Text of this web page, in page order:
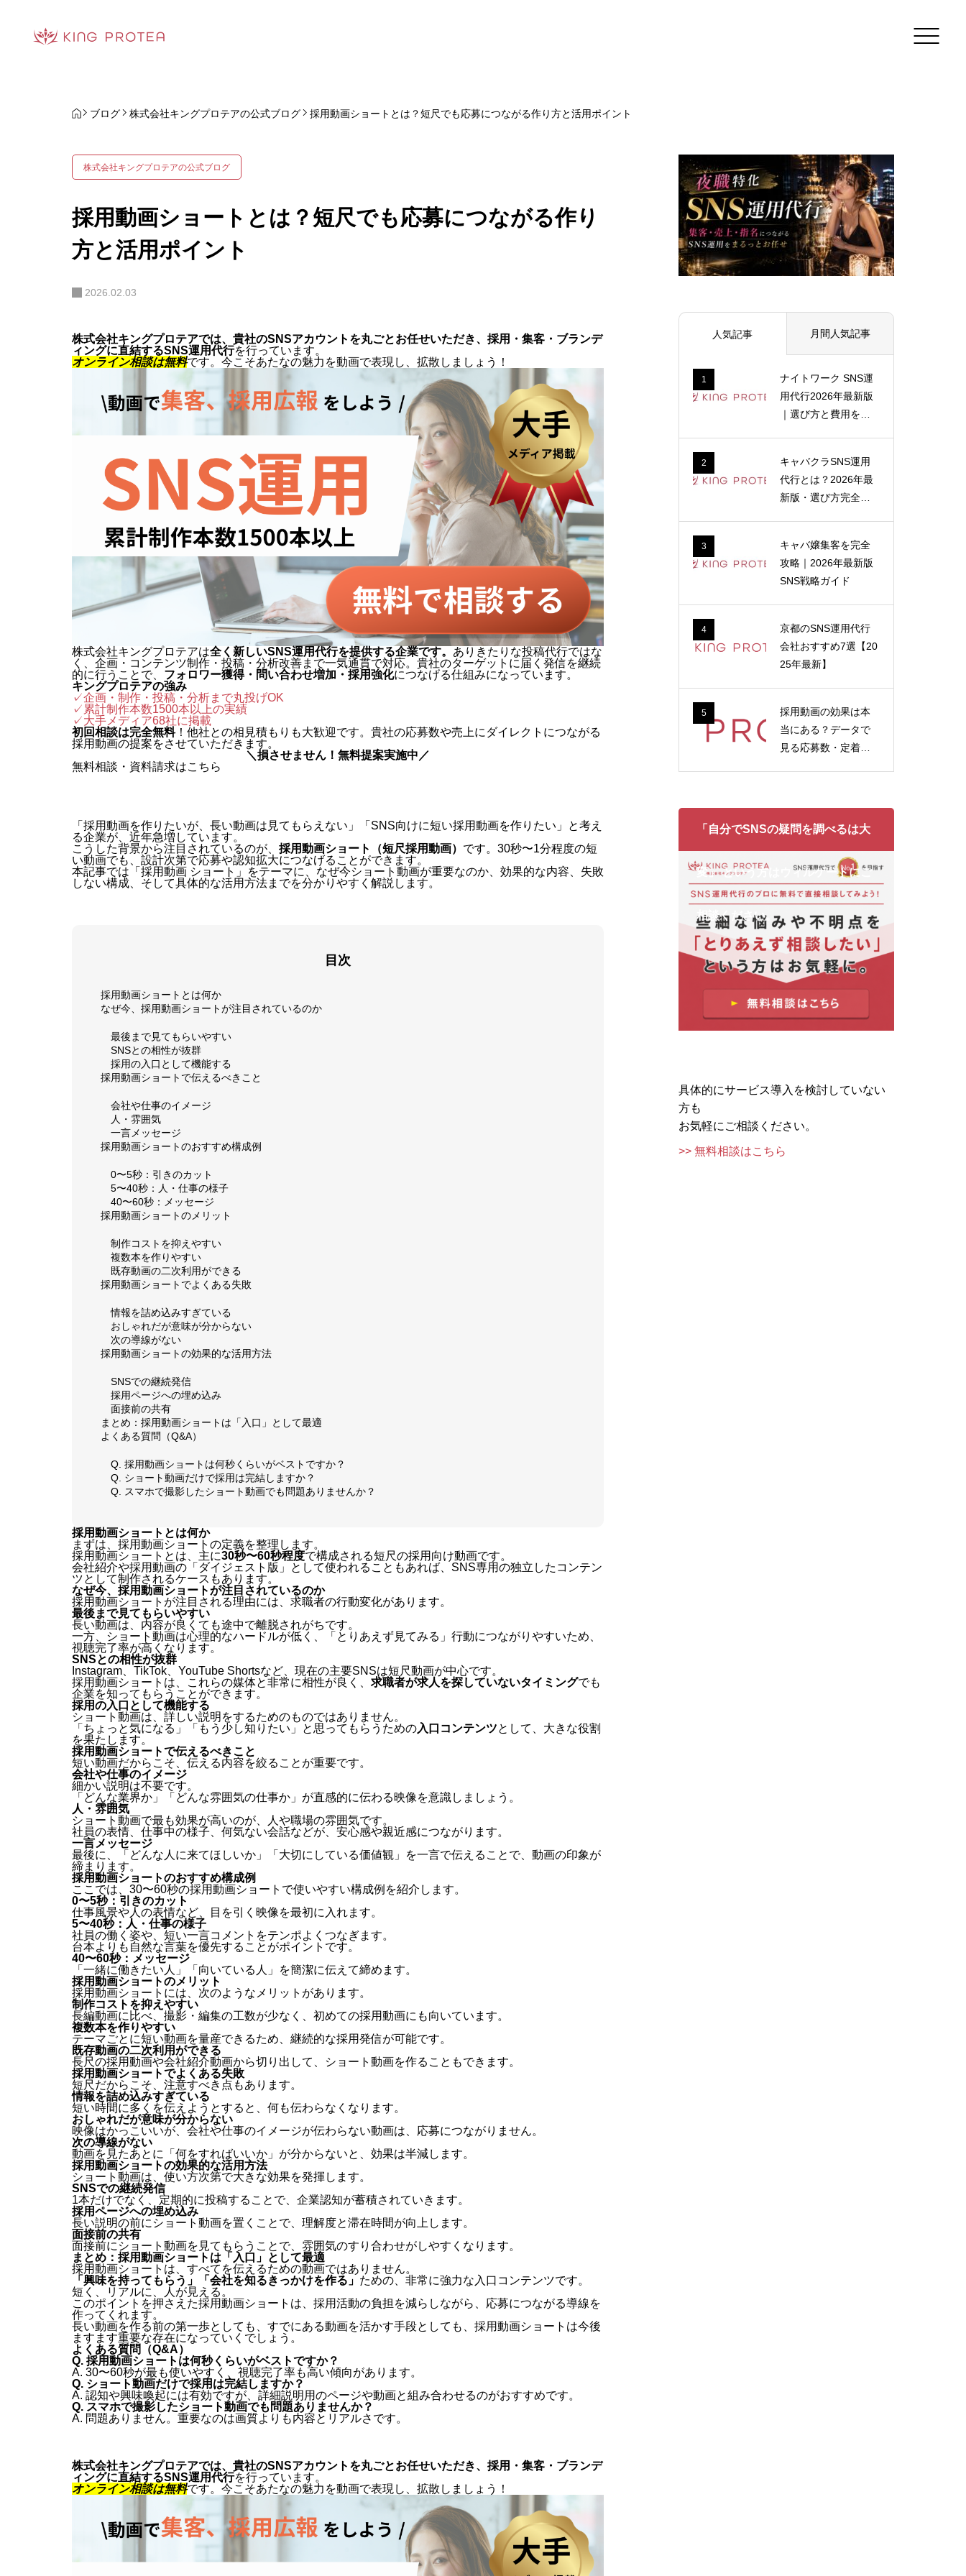
ブログ 株式会社キングプロテアの公式ブログ 採用動画ショートとは？短尺でも応募につながる作り方と活用ポイント
株式会社キングプロテアの公式ブログ
採用動画ショートとは？短尺でも応募につながる作り
方と活用ポイント
2026.02.03
株式会社キングプロテアでは、貴社のSNSアカウントを丸ごとお任せいただき、採用・集客・ブランデ
ィングに直結するSNS運用代行を行っています。
オンライン相談は無料です。今こそあたなの魅力を動画で表現し、拡散しましょう！
株式会社キングプロテアは全く新しいSNS運用代行を提供する企業です。 ありきたりな投稿代行ではな
く、企画・コンテンツ制作・投稿・分析改善まで一気通貫で対応。貴社のターゲットに届く発信を継続
的に行うことで、 フォロワー獲得・問い合わせ増加・採用強化につなげる仕組みになっています。
キングプロテアの強み
✓企画・制作・投稿・分析まで丸投げOK
✓累計制作本数1500本以上の実績
✓大手メディア68社に掲載
初回相談は完全無料！他社との相見積もりも大歓迎です。貴社の応募数や売上にダイレクトにつながる
採用動画の提案をさせていただきます。
＼損させません！無料提案実施中／
無料相談・資料請求はこちら
「採用動画を作りたいが、長い動画は見てもらえない」「SNS向けに短い採用動画を作りたい」と考え
る企業が、近年急増しています。
こうした背景から注目されているのが、 採用動画ショート（短尺採用動画） です。30秒〜1分程度の短
い動画でも、設計次第で応募や認知拡大につなげることができます。
本記事では「採用動画 ショート」をテーマに、なぜ今ショート動画が重要なのか、効果的な内容、失敗
しない構成、そして具体的な活用方法までを分かりやすく解説します。
目次
採用動画ショートとは何か
なぜ今、採用動画ショートが注目されているのか
最後まで見てもらいやすい
SNSとの相性が抜群
採用の入口として機能する
採用動画ショートで伝えるべきこと
会社や仕事のイメージ
人・雰囲気
一言メッセージ
採用動画ショートのおすすめ構成例
0〜5秒：引きのカット
5〜40秒：人・仕事の様子
40〜60秒：メッセージ
採用動画ショートのメリット
制作コストを抑えやすい
複数本を作りやすい
既存動画の二次利用ができる
採用動画ショートでよくある失敗
情報を詰め込みすぎている
おしゃれだが意味が分からない
次の導線がない
採用動画ショートの効果的な活用方法
SNSでの継続発信
採用ページへの埋め込み
面接前の共有
まとめ：採用動画ショートは「入口」として最適
よくある質問（Q&A）
Q. 採用動画ショートは何秒くらいがベストですか？
Q. ショート動画だけで採用は完結しますか？
Q. スマホで撮影したショート動画でも問題ありませんか？
採用動画ショートとは何か
まずは、採用動画ショートの定義を整理します。
採用動画ショートとは、主に30秒〜60秒程度で構成される短尺の採用向け動画です。
会社紹介や採用動画の「ダイジェスト版」として使われることもあれば、SNS専用の独立したコンテン
ツとして制作されるケースもあります。
なぜ今、採用動画ショートが注目されているのか
採用動画ショートが注目される理由には、求職者の行動変化があります。
最後まで見てもらいやすい
長い動画は、内容が良くても途中で離脱されがちです。
一方、ショート動画は心理的なハードルが低く、「とりあえず見てみる」行動につながりやすいため、
視聴完了率が高くなります。
SNSとの相性が抜群
Instagram、TikTok、YouTube Shortsなど、現在の主要SNSは短尺動画が中心です。
採用動画ショートは、これらの媒体と非常に相性が良く、 求職者が求人を探していないタイミングでも
企業を知ってもらうことができます。
採用の入口として機能する
ショート動画は、詳しい説明をするためのものではありません。
「ちょっと気になる」「もう少し知りたい」と思ってもらうための入口コンテンツとして、大きな役割
を果たします。
採用動画ショートで伝えるべきこと
短い動画だからこそ、伝える内容を絞ることが重要です。
会社や仕事のイメージ
細かい説明は不要です。
「どんな業界か」「どんな雰囲気の仕事か」が直感的に伝わる映像を意識しましょう。
人・雰囲気
ショート動画で最も効果が高いのが、人や職場の雰囲気です。
社員の表情、仕事中の様子、何気ない会話などが、安心感や親近感につながります。
一言メッセージ
最後に、「どんな人に来てほしいか」「大切にしている価値観」を一言で伝えることで、動画の印象が
締まります。
採用動画ショートのおすすめ構成例
ここでは、30〜60秒の採用動画ショートで使いやすい構成例を紹介します。
0〜5秒：引きのカット
仕事風景や人の表情など、目を引く映像を最初に入れます。
5〜40秒：人・仕事の様子
社員の働く姿や、短い一言コメントをテンポよくつなぎます。
台本よりも自然な言葉を優先することがポイントです。
40〜60秒：メッセージ
「一緒に働きたい人」「向いている人」を簡潔に伝えて締めます。
採用動画ショートのメリット
採用動画ショートには、次のようなメリットがあります。
制作コストを抑えやすい
長編動画に比べ、撮影・編集の工数が少なく、初めての採用動画にも向いています。
複数本を作りやすい
テーマごとに短い動画を量産できるため、継続的な採用発信が可能です。
既存動画の二次利用ができる
長尺の採用動画や会社紹介動画から切り出して、ショート動画を作ることもできます。
採用動画ショートでよくある失敗
短尺だからこそ、注意すべき点もあります。
情報を詰め込みすぎている
短い時間に多くを伝えようとすると、何も伝わらなくなります。
おしゃれだが意味が分からない
映像はかっこいいが、会社や仕事のイメージが伝わらない動画は、応募につながりません。
次の導線がない
動画を見たあとに「何をすればいいか」が分からないと、効果は半減します。
採用動画ショートの効果的な活用方法
ショート動画は、使い方次第で大きな効果を発揮します。
SNSでの継続発信
1本だけでなく、定期的に投稿することで、企業認知が蓄積されていきます。
採用ページへの埋め込み
長い説明の前にショート動画を置くことで、理解度と滞在時間が向上します。
面接前の共有
面接前にショート動画を見てもらうことで、雰囲気のすり合わせがしやすくなります。
まとめ：採用動画ショートは「入口」として最適
採用動画ショートは、すべてを伝えるための動画ではありません。
「興味を持ってもらう」「会社を知るきっかけを作る」 ための、非常に強力な入口コンテンツです。
短く、リアルに、人が見える。
このポイントを押さえた採用動画ショートは、採用活動の負担を減らしながら、応募につながる導線を
作ってくれます。
長い動画を作る前の第一歩としても、すでにある動画を活かす手段としても、採用動画ショートは今後
ますます重要な存在になっていくでしょう。
よくある質問（Q&A）
Q. 採用動画ショートは何秒くらいがベストですか？
A. 30〜60秒が最も使いやすく、視聴完了率も高い傾向があります。
Q. ショート動画だけで採用は完結しますか？
A. 認知や興味喚起には有効ですが、詳細説明用のページや動画と組み合わせるのがおすすめです。
Q. スマホで撮影したショート動画でも問題ありませんか？
A. 問題ありません。重要なのは画質よりも内容とリアルさです。
株式会社キングプロテアでは、貴社のSNSアカウントを丸ごとお任せいただき、採用・集客・ブランデ
ィングに直結するSNS運用代行を行っています。
オンライン相談は無料です。今こそあたなの魅力を動画で表現し、拡散しましょう！
人気記事 月間人気記事
1
ナイトワーク SNS運
用代行2026年最新版
｜選び方と費用を解
2
キャバクラSNS運用
代行とは？2026年最
新版・選び方完全ガ
3
キャバ嬢集客を完全
攻略｜2026年最新版
SNS戦略ガイド
4
京都のSNS運用代行
会社おすすめ7選【20
25年最新】
5
採用動画の効果は本
当にある？データで
見る応募数・定着率
「自分でSNSの疑問を調べるは大
変」 という方はウィルゲートにご
相談ください。
具体的にサービス導入を検討していない
方も
お気軽にご相談ください。
>> 無料相談はこちら